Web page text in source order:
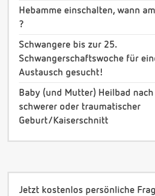
Hebamme einschalten, wann
?
Schwangere bis zur 25.
Schwangerschaftswoche für
Austausch gesucht!
Baby (und Mutter) Heilbad nach
schwerer oder traumatischer
Geburt/Kaiserschnitt
Jetzt kostenlos persönliche